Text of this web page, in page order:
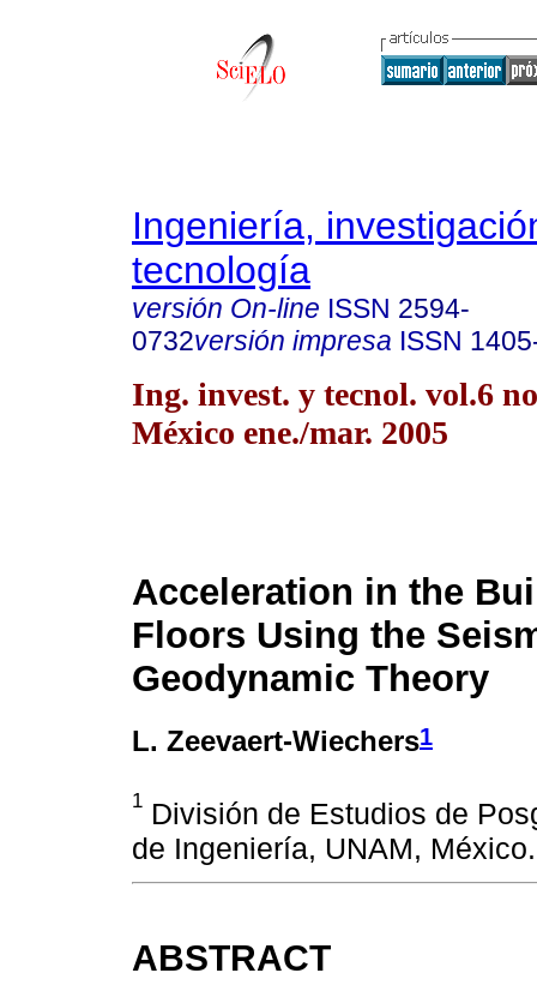
Ingeniería,
tecnología
versión On-line ISSN 2594-
0732versión impresa ISSN
Ing. invest. y tecnol. vol.6
México ene./mar. 2005
Acceleration in the
Floors Using the
Geodynamic Theory
L. Zeevaert-Wiechers1
1 División de Estudios de
de Ingeniería, UNAM, México.
ABSTRACT